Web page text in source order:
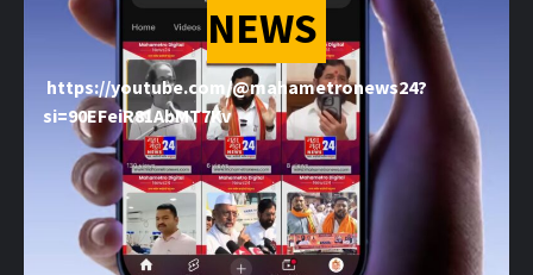
NEWS
https://youtube.com/@mahametronews24?
si=90EFeiR81AbMT7Kv